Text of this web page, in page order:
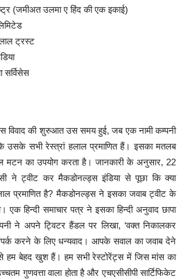
(जमीअत उलमा ए हिंद की एक इकाई)
ट्रस्ट
सर्विसेस
विवाद की शुरुआत उस समय हुई, जब एक नामी कम्पनी
उसके सभी रेस्त्रां हलाल प्रमाणित हैं। इसका मतलब
मटन का उपयोग करता है। जानकारी के अनुसार, 22
ने ट्वीट कर मैकडोनल्ड्स इंडिया से पूछा कि क्या
प्रमाणित है? मैकडोनल्ड्स ने इसका जवाब ट्वीट के
एक हिन्दी समाचार पत्र ने इसका हिन्दी अनुवाद छापा
ने अपने ट्विटर हैंडल पर लिखा, ‘वक्त निकालकर
करने के लिए धन्यवाद। आपके सवाल का जवाब देने
हम बेहद खुश हैं। हम सभी रेस्टोरेंट्स में जिस मांस का
गुणवत्ता वाला होता है और एचएसीसीपी सार्टिफिकेट